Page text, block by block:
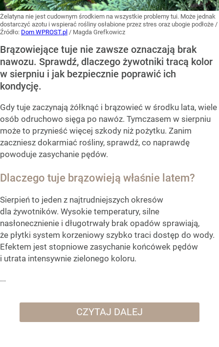
Żelatyna nie jest cudownym środkiem na wszystkie problemy tui. Może jednak
dostarczyć azotu i wspierać rośliny osłabione przez stres oraz ubogie podłoże /
Źródło: Dom WPROST.pl / Magda Grefkowicz
Brązowiejące tuje nie zawsze oznaczają brak
nawozu. Sprawdź, dlaczego żywotniki tracą kolor
w sierpniu i jak bezpiecznie poprawić ich
kondycję.
Gdy tuje zaczynają żółknąć i brązowieć w środku lata, wiele
osób odruchowo sięga po nawóz. Tymczasem w sierpniu
może to przynieść więcej szkody niż pożytku. Zanim
zaczniesz dokarmiać rośliny, sprawdź, co naprawdę
powoduje zasychanie pędów.
Dlaczego tuje brązowieją właśnie latem?
Sierpień to jeden z najtrudniejszych okresów
dla żywotników. Wysokie temperatury, silne
nasłonecznienie i długotrwały brak opadów sprawiają,
że płytki system korzeniowy szybko traci dostęp do wody.
Efektem jest stopniowe zasychanie końcówek pędów
i utrata intensywnie zielonego koloru.
...
CZYTAJ DALEJ